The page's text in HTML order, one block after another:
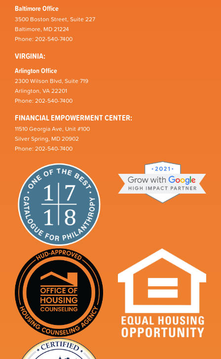
Baltimore Office
3500 Boston Street, Suite 227
Baltimore, MD 21224
Phone: 202-540-7400
VIRGINIA:
Arlington Office
2300 Wilson Blvd, Suite 719
Arlington, VA 22201
Phone: 202-540-7400
FINANCIAL EMPOWERMENT CENTER:
11510 Georgia Ave, Unit #100
Silver Spring, MD 20902
Phone: 202-540-7400